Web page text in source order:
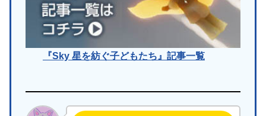
『Sky 星を紡ぐ子どもたち』記事一覧